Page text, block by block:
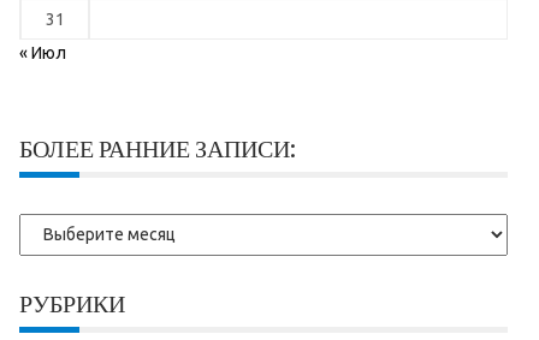
31
« Июл
БОЛЕЕ РАННИЕ ЗАПИСИ:
Более
ранние
РУБРИКИ